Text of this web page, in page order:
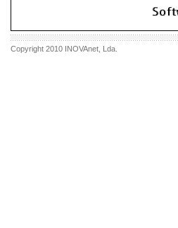
Copyright 2010 INOVAnet , Lda.